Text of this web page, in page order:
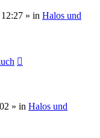
» in Halos und
» in Halos und